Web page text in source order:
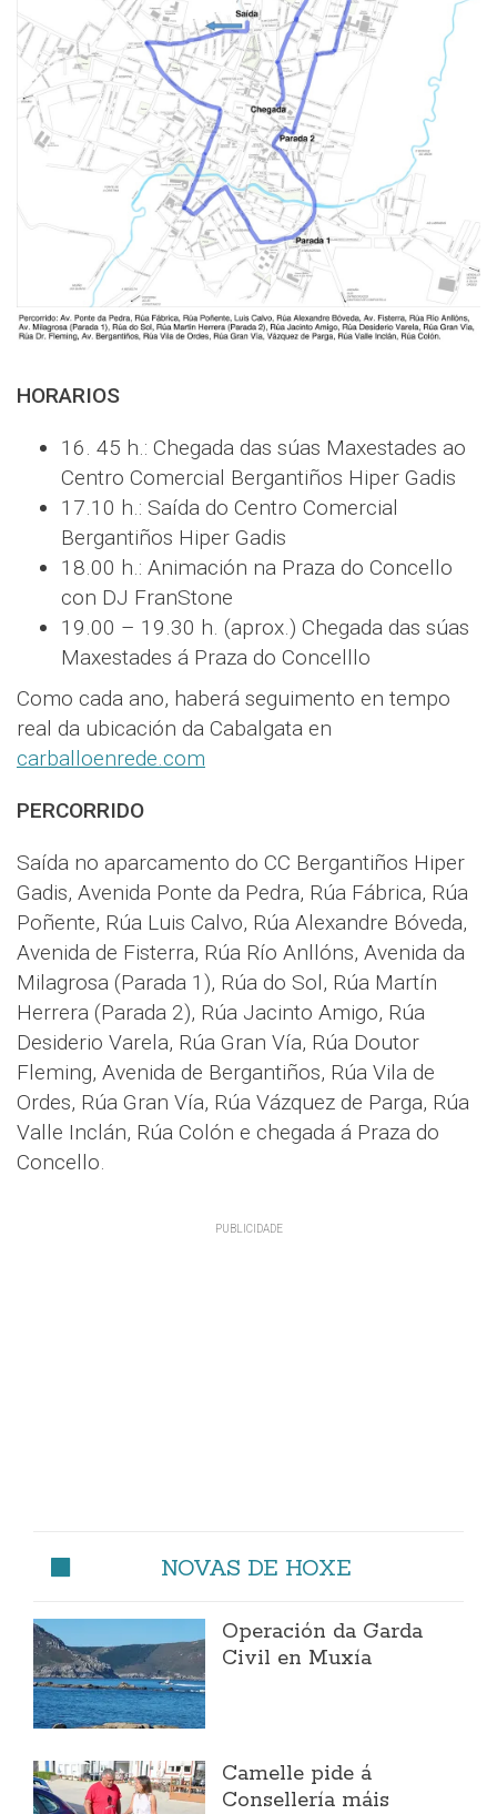
HORARIOS
16. 45 h.: Chegada das súas Maxestades ao
Centro Comercial Bergantiños Hiper Gadis
17.10 h.: Saída do Centro Comercial
Bergantiños Hiper Gadis
18.00 h.: Animación na Praza do Concello
con DJ FranStone
19.00 – 19.30 h. (aprox.) Chegada das súas
Maxestades á Praza do Concelllo
Como cada ano, haberá seguimento en tempo
real da ubicación da Cabalgata en
carballoenrede.com
PERCORRIDO
Saída no aparcamento do CC Bergantiños Hiper
Gadis, Avenida Ponte da Pedra, Rúa Fábrica, Rúa
Poñente, Rúa Luis Calvo, Rúa Alexandre Bóveda,
Avenida de Fisterra, Rúa Río Anllóns, Avenida da
Milagrosa (Parada 1), Rúa do Sol, Rúa Martín
Herrera (Parada 2), Rúa Jacinto Amigo, Rúa
Desiderio Varela, Rúa Gran Vía, Rúa Doutor
Fleming, Avenida de Bergantiños, Rúa Vila de
Ordes, Rúa Gran Vía, Rúa Vázquez de Parga, Rúa
Valle Inclán, Rúa Colón e chegada á Praza do
Concello.
NOVAS DE HOXE
Operación da Garda
Civil en Muxía
Camelle pide á
Consellería máis